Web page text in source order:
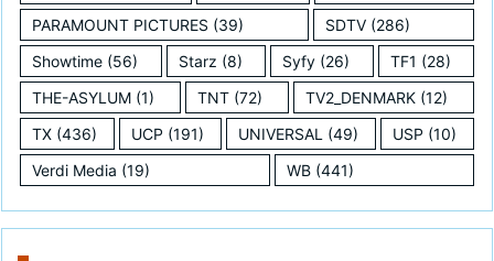
PARAMOUNT PICTURES (39) SDTV(286)
Showtime (56) Starz (8) Syfy (26) TF1 (28)
THE-ASYLUM (1) TNT (72) TV2_DENMARK (12)
TX (436) UCP (191) UNIVERSAL (49) USP (10)
Verdi Media (19) WB (441)